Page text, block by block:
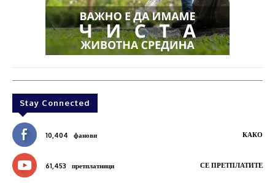
Stay Connected
10,404 фанови КАКО
61,453 претплатници СЕ ПРЕТПЛАТИТЕ